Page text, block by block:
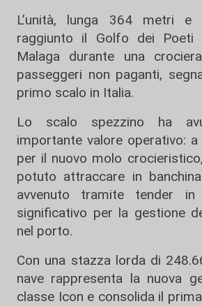
L’unità, lunga 364 metri e
raggiunto il Golfo dei Poeti
Malaga durante una
passeggeri non paganti,
primo scalo in Italia.
Lo scalo spezzino ha
importante valore operativo: a
per il nuovo molo
potuto attraccare in
avvenuto tramite tender
significativo per la gestione
nel porto.
Con una stazza lorda di
nave rappresenta la nuova
classe Icon e consolida il